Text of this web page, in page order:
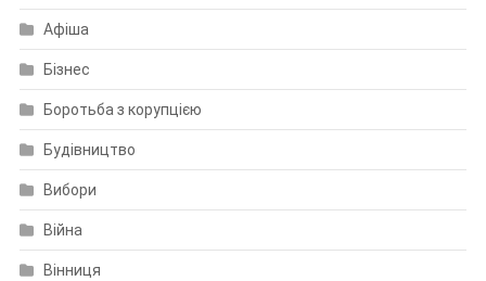
Афіша
Бізнес
Боротьба з корупцією
Будівництво
Вибори
Війна
Вінниця